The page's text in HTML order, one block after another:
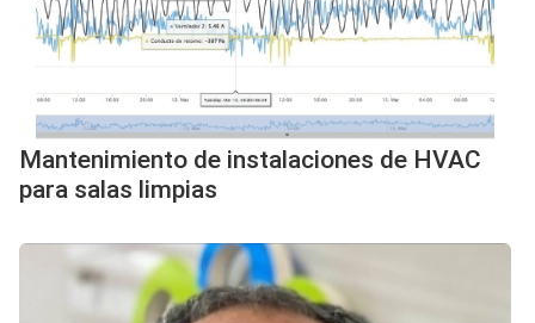
Mantenimiento de instalaciones de HVAC
para salas limpias